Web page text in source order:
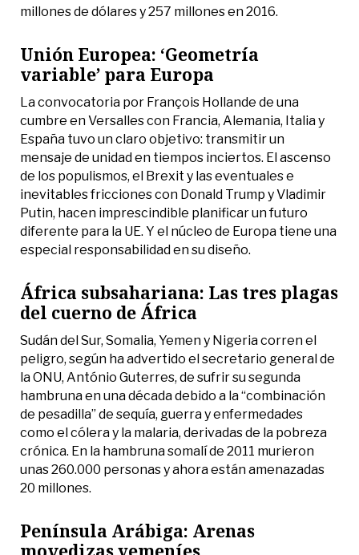
millones de dólares y 257 millones en 2016.
Unión Europea: ‘Geometría
variable’ para Europa
La convocatoria por François Hollande de una
cumbre en Versalles con Francia, Alemania, Italia y
España tuvo un claro objetivo: transmitir un
mensaje de unidad en tiempos inciertos. El ascenso
de los populismos, el Brexit y las eventuales e
inevitables fricciones con Donald Trump y Vladimir
Putin, hacen imprescindible planificar un futuro
diferente para la UE. Y el núcleo de Europa tiene una
especial responsabilidad en su diseño.
África subsahariana: Las tres plagas
del cuerno de África
Sudán del Sur, Somalia, Yemen y Nigeria corren el
peligro, según ha advertido el secretario general de
la ONU, António Guterres, de sufrir su segunda
hambruna en una década debido a la “combinación
de pesadilla” de sequía, guerra y enfermedades
como el cólera y la malaria, derivadas de la pobreza
crónica. En la hambruna somalí de 2011 murieron
unas 260.000 personas y ahora están amenazadas
20 millones.
Península Arábiga: Arenas